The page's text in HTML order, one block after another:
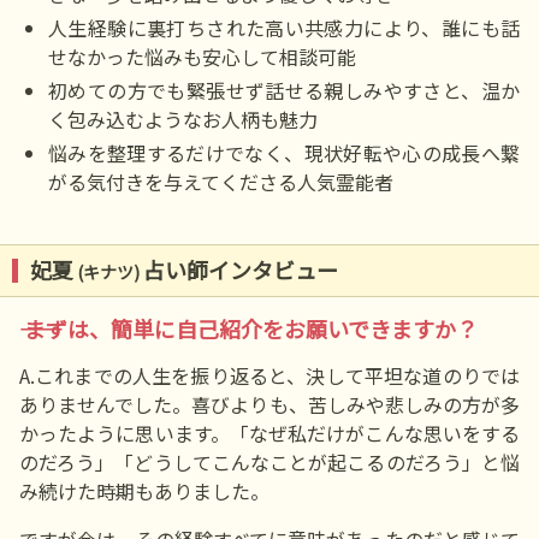
人生経験に裏打ちされた高い共感力により、誰にも話
せなかった悩みも安心して相談可能
初めての方でも緊張せず話せる親しみやすさと、温か
く包み込むようなお人柄も魅力
悩みを整理するだけでなく、現状好転や心の成長へ繋
がる気付きを与えてくださる人気霊能者
妃夏 (キナツ) 占い師インタビュー
―― まずは、簡単に自己紹介をお願いできますか？
A.これまでの人生を振り返ると、決して平坦な道のりでは
ありませんでした。喜びよりも、苦しみや悲しみの方が多
かったように思います。「なぜ私だけがこんな思いをする
のだろう」「どうしてこんなことが起こるのだろう」と悩
み続けた時期もありました。